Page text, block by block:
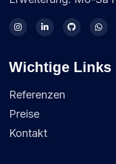
Wichtige Links
Referenzen
Preise
Kontakt